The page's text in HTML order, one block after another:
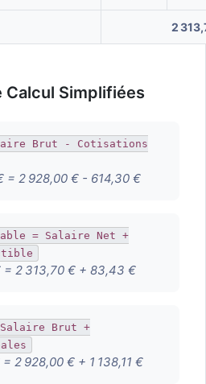
2
Calcul Simplifiées
Brut - Cotisations
= 2 928,00 € - 614,30 €
= Salaire Net +
= 2 313,70 € + 83,43 €
Salaire Brut +
= 2 928,00 € + 1 138,11 €